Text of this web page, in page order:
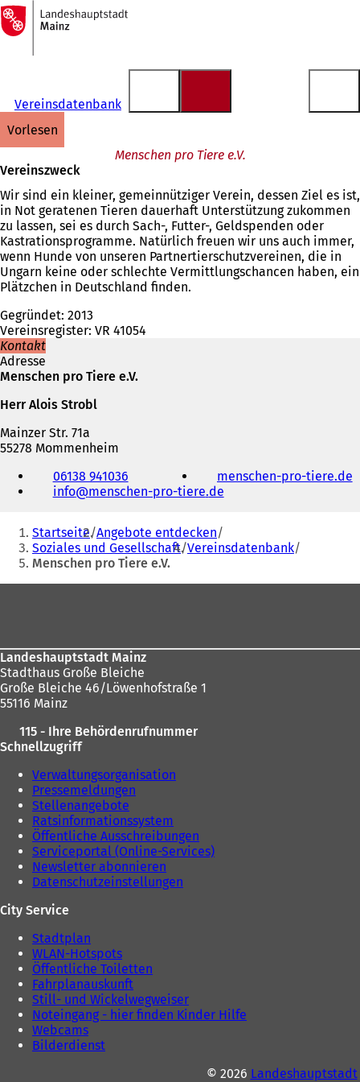
Inhalt anspringen
Zur
Startseite
Vereinsdatenbank
vorlesen
Menschen pro Tiere e.V.
Vereinszweck
Wir sind ein kleiner, gemeinnütziger Verein, dessen Ziel es ist,
in Not geratenen Tieren dauerhaft Unterstützung zukommen
zu lassen, sei es durch Sach-, Futter-, Geldspenden oder
Kastrationsprogramme. Natürlich freuen wir uns auch immer,
wenn Hunde von unseren Partnertierschutzvereinen, die in
Ungarn keine oder schlechte Vermittlungschancen haben, ein
Plätzchen in Deutschland finden.
Gegründet: 2013
Vereinsregister: VR 41054
Kontakt
Adresse
Menschen pro Tiere e.V.
Herr Alois Strobl
Mainzer Str. 71a
55278 Mommenheim
Fax
und
Mail-
Adresse
06138 941036 menschen-pro-tiere.de
i
n
info menschen-pro-tiere de
Sie
befinden
sich
hier:
Startseite Angebote entdecken
Soziales und Gesellschaft Vereinsdatenbank
Menschen pro Tiere e.V.
Landeshauptstadt Mainz
Stadthaus Große Bleiche
Große Bleiche 46/Löwenhofstraße 1
55116 Mainz
115 - Ihre Behördenrufnummer
Schnellzugriff
Verwaltungsorganisation
Pressemeldungen
Stellenangebote
Ratsinformationssystem
Öffentliche Ausschreibungen
Serviceportal (Online-Services)
Newsletter abonnieren
Datenschutzeinstellungen
City Service
Stadtplan
WLAN-Hotspots
Öffentliche Toiletten
Fahrplanauskunft
Still- und Wickelwegweiser
Noteingang - hier finden Kinder Hilfe
Webcams
Bilderdienst
© 2026 Landeshauptstadt